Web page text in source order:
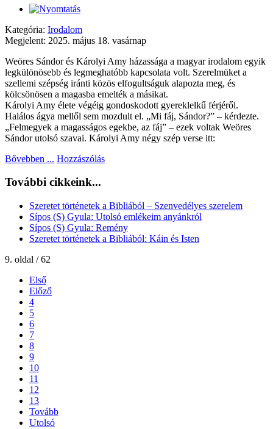
Kategória: Irodalom
Megjelent: 2025. május 18. vasárnap
Weöres Sándor és Károlyi Amy házassága a magyar irodalom egyik
legkülönösebb és legmeghatóbb kapcsolata volt. Szerelmüket a
szellemi szépség iránti közös elfogultságuk alapozta meg, és
kölcsönösen a magasba emelték a másikat.
Károlyi Amy élete végéig gondoskodott gyereklelkű férjéről.
Halálos ágya mellől sem mozdult el. „Mi fáj, Sándor?” – kérdezte.
„Felmegyek a magasságos egekbe, az fáj” – ezek voltak Weöres
Sándor utolsó szavai. Károlyi Amy négy szép verse itt:
Bővebben ... Hozzászólás
További cikkeink...
Szeretet történetek a Bibliából – Szenvedélyes szerelem
Sípos (S) Gyula: Utolsó emlékeim anyánkról
Sípos (S) Gyula: Remény
Szeretet történetek a Bibliából: Káin és Isten
9. oldal / 62
Első
Előző
4
5
6
7
8
9
10
11
12
13
Tovább
Utolsó